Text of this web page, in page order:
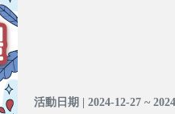
活動日期 | 2024-12-27 ~